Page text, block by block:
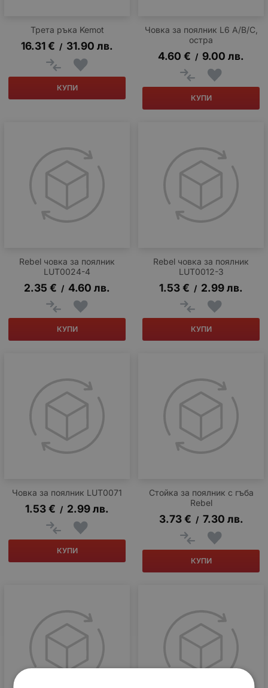
Трета ръка Kemot
16.31€ / 31.90 лв.
КУПИ
Човка за поялник L6 A/B/C,
остра
4.60 € / 9.00 лв.
КУПИ
Rebel човка за поялник
LUT0024-4
2.35 € / 4.60 лв.
КУПИ
Rebel човка за поялник
LUT0012-3
1.53€ / 2.99лв.
КУПИ
Човка за поялник LUT0071
1.53€ / 2.99лв.
КУПИ
Стойка за поялник с гъба
Rebel
3.73 € / 7.30 лв.
КУПИ